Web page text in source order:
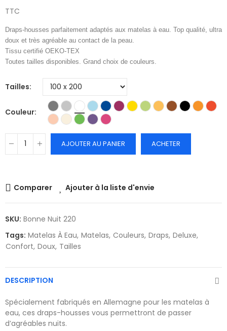
TTC
Draps-housses parfaitement adaptés aux matelas à eau. Top qualité, ultra
doux et très agréable au contact de la peau.
Tissu certifié OEKO-TEX
Toutes tailles disponibles. Grand choix de couleurs.
Tailles
Couleur
AJOUTER AU PANIER ACHETER
Comparer Ajouter à la liste d'envie
SKU: Bonne Nuit 220
Tags: Matelas À Eau Matelas Couleurs Draps Deluxe
Confort Doux Tailles
DESCRIPTION
Spécialement fabriqués en Allemagne pour les matelas à
eau, ces draps-housses vous permettront de passer
d’agréables nuits.